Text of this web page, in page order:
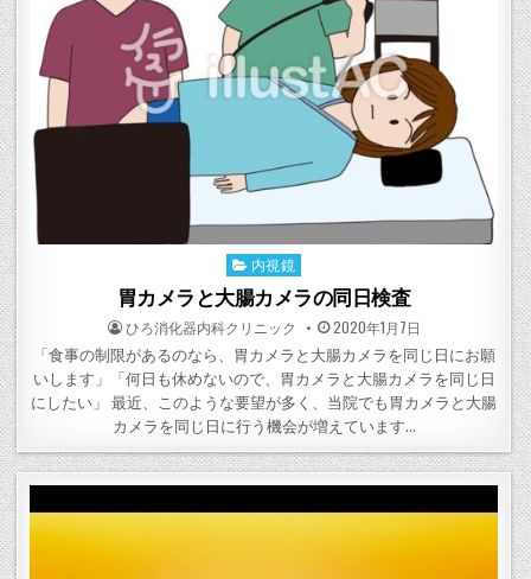
Posted
in
内視鏡
胃カメラと大腸カメラの同日検査
POSTED
BY
ひろ消化器内科クリニック POSTED
ON
2020年1月7日
「食事の制限があるのなら、胃カメラと大腸カメラを同じ日にお願
いします」「何日も休めないので、胃カメラと大腸カメラを同じ日
にしたい」 最近、このような要望が多く、当院でも胃カメラと大腸
カメラを同じ日に行う機会が増えています…